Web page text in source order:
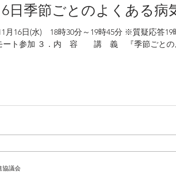
日季節ごとのよくある病
日(水) 18時30分～19時45分 ※質疑応答19
協議会